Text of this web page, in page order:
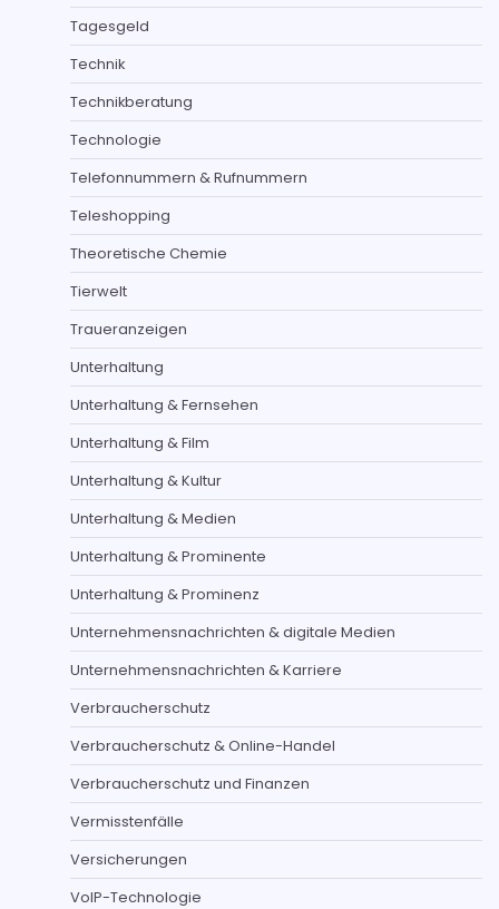
Tagesgeld
Technik
Technikberatung
Technologie
Telefonnummern & Rufnummern
Teleshopping
Theoretische Chemie
Tierwelt
Traueranzeigen
Unterhaltung
Unterhaltung & Fernsehen
Unterhaltung & Film
Unterhaltung & Kultur
Unterhaltung & Medien
Unterhaltung & Prominente
Unterhaltung & Prominenz
Unternehmensnachrichten & digitale Medien
Unternehmensnachrichten & Karriere
Verbraucherschutz
Verbraucherschutz & Online-Handel
Verbraucherschutz und Finanzen
Vermisstenfälle
Versicherungen
VoIP-Technologie